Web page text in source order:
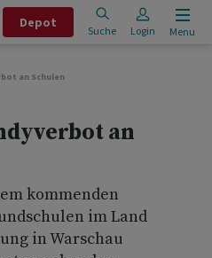
Depot
Suche Login Menu
an Schulen
an
kommenden
im Land
in Warschau